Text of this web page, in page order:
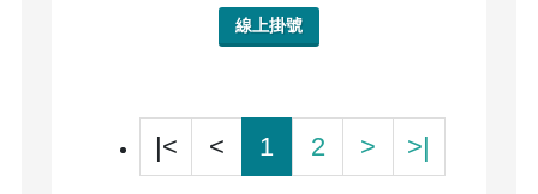
線上掛號
|< < 1 2 > >|